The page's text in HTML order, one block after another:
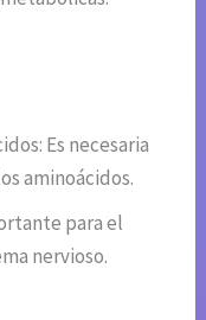
Es necesaria
aminoácidos.
para el
nervioso.